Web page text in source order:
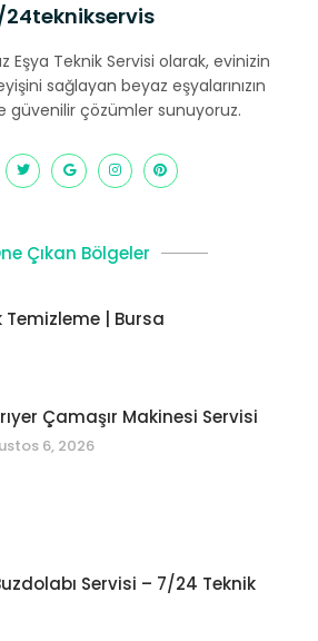
24teknikservis
Eşya Teknik Servisi olarak, evinizin
sağlayan beyaz eşyalarınızın
güvenilir çözümler sunuyoruz.
Çıkan Bölgeler
| Bursa
Çamaşır Makinesi Servisi
6, 2026
Servisi – 7/24 Teknik